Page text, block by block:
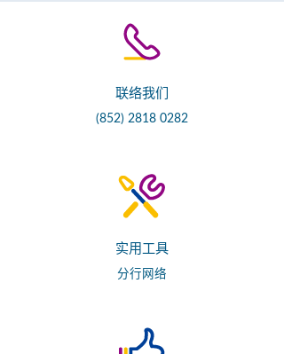
联络我们
(852) 2818 0282
实用工具
分行网络